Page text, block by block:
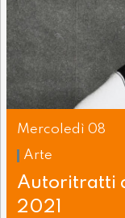
Mercoledì 08
Arte
Autoritratti
2021